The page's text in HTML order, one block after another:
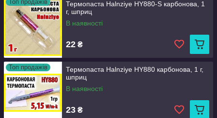
Топ продажів
Термопаста Halnziye HY880-S карбонова, 1
г, шприц
В наявності
22 ₴
Топ продажів
Термопаста Halnziye HY880 карбонова, 1 г,
шприц
В наявності
23 ₴